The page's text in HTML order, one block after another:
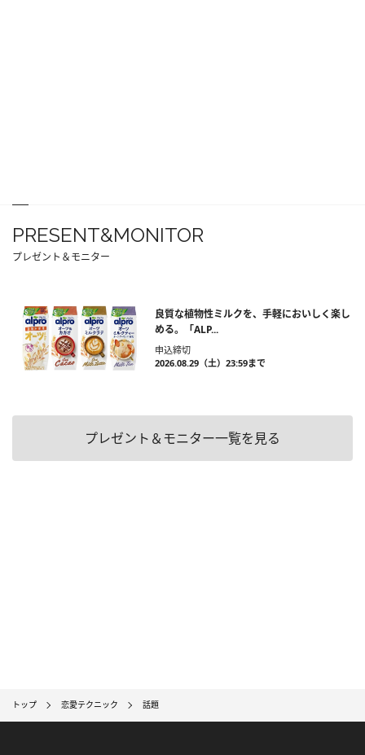
PRESENT&MONITOR
プレゼント＆モニター
良質な植物性ミルクを、手軽においしく楽し
める。「ALP...
申込締切
2026.08.29（土）23:59まで
プレゼント＆モニター一覧を見る
トップ 恋愛テクニック 話題